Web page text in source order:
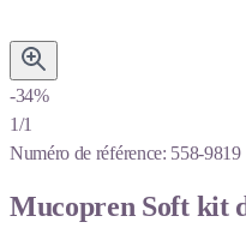
-34%
1/1
Numéro de référence: 558-9819
Mucopren Soft kit